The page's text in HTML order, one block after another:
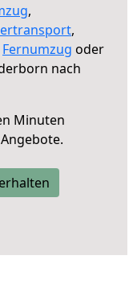
,
,
Fernumzug oder
nach
Minuten